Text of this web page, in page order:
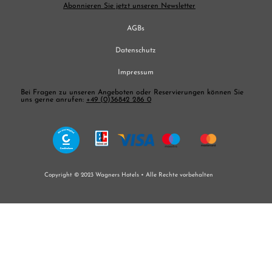
AGBs
Datenschutz
Impressum
Copyright © 2023 Wagners Hotels • Alle Rechte vorbehalten
Bei Fragen zu unseren Angeboten oder Reservierungen können Sie
uns gerne anrufen: +49 (0)36842 286 0
Abonnieren Sie jetzt unseren Newsletter